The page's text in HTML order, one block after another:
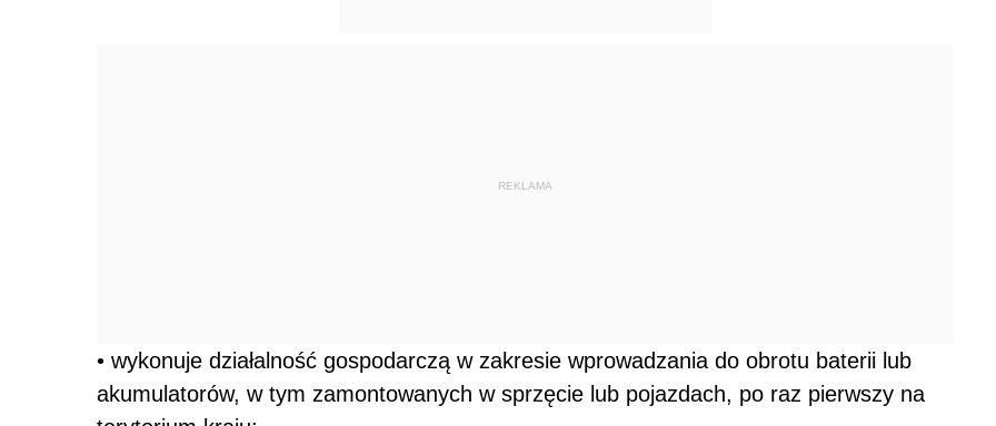
REKLAMA
• wykonuje działalność gospodarczą w zakresie wprowadzania do obrotu baterii lub
akumulatorów, w tym zamontowanych w sprzęcie lub pojazdach, po raz pierwszy na